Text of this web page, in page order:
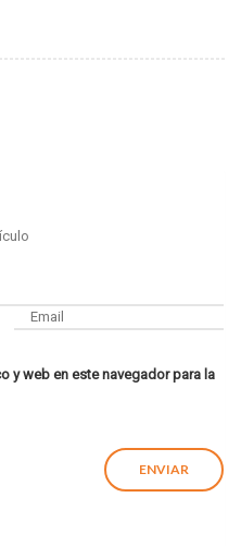
y web en este navegador para la